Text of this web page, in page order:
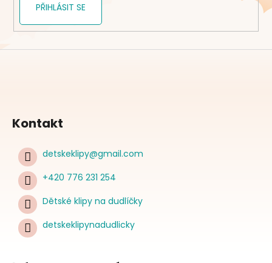
PŘIHLÁSIT SE
Kontakt
detskeklipy@gmail.com
+420 776 231 254
Dětské klipy na dudlíčky
detskeklipynadudlicky